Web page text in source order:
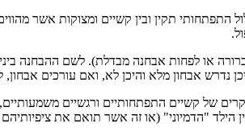
התפתחותי תקין ובין קשיים ומצוקות אשר
או לפחות אבחנה מבדלת). לשם ההבחנה
נדרש אבחון מלא והיכן לא, ואם עורכים
של קשיים התפתחותיים ורגשיים
"הדמיוני" (או זה אשר תואם את ציפיותיהם